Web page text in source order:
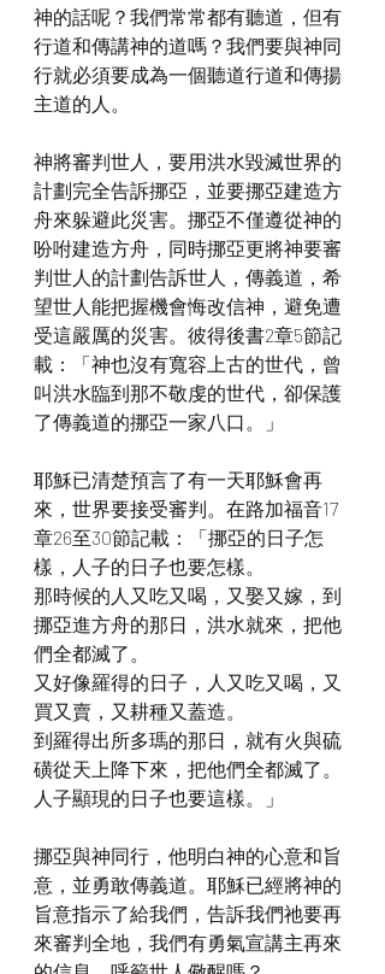
神的話呢？我們常常都有聽道，但有
行道和傳講神的道嗎？我們要與神同
行就必須要成為一個聽道行道和傳揚
主道的人。
神將審判世人，要用洪水毀滅世界的
計劃完全告訴挪亞，並要挪亞建造方
舟來躲避此災害。挪亞不僅遵從神的
吩咐建造方舟，同時挪亞更將神要審
判世人的計劃告訴世人，傳義道，希
望世人能把握機會悔改信神，避免遭
受這嚴厲的災害。彼得後書2章5節記
載：「神也沒有寬容上古的世代，曾
叫洪水臨到那不敬虔的世代，卻保護
了傳義道的挪亞一家八口。」
耶穌已清楚預言了有一天耶穌會再
來，世界要接受審判。在路加福音17
章26至30節記載：「挪亞的日子怎
樣，人子的日子也要怎樣。
那時候的人又吃又喝，又娶又嫁，到
挪亞進方舟的那日，洪水就來，把他
們全都滅了。
又好像羅得的日子，人又吃又喝，又
買又賣，又耕種又蓋造。
到羅得出所多瑪的那日，就有火與硫
磺從天上降下來，把他們全都滅了。
人子顯現的日子也要這樣。」
挪亞與神同行，他明白神的心意和旨
意，並勇敢傳義道。耶穌已經將神的
旨意指示了給我們，告訴我們祂要再
來審判全地，我們有勇氣宣講主再來